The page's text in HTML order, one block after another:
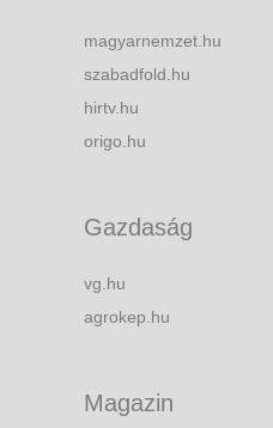
magyarnemzet.hu
szabadfold.hu
hirtv.hu
origo.hu
Gazdaság
vg.hu
agrokep.hu
Magazin